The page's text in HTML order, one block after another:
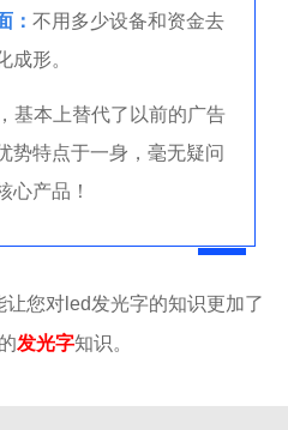
： 不用多少设备和资金去
成形。
基本上替代了以前的广告
势特点于一身，毫无疑问
心产品！
您对led发光字的知识更加了
发光字知识。